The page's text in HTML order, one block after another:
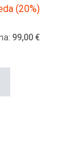
(20%)
99,00 €